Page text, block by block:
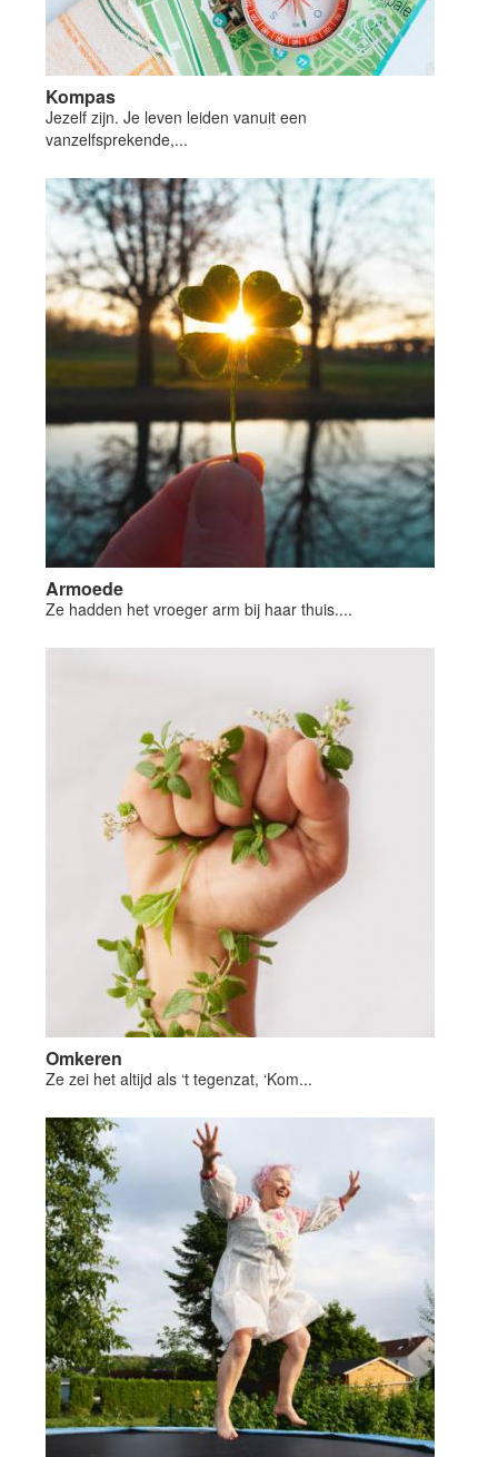
Kompas
Jezelf zijn. Je leven leiden vanuit een
vanzelfsprekende,...
Armoede
Ze hadden het vroeger arm bij haar thuis....
Omkeren
Ze zei het altijd als ‘t tegenzat, ‘Kom...